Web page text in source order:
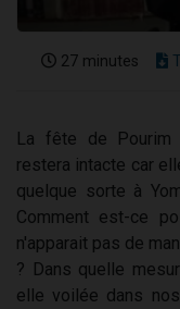
27 minutes
La fête de Pourim
restera intacte car
quelque sorte à
Comment est-ce
n'apparait pas de
? Dans quelle
elle voilée dans